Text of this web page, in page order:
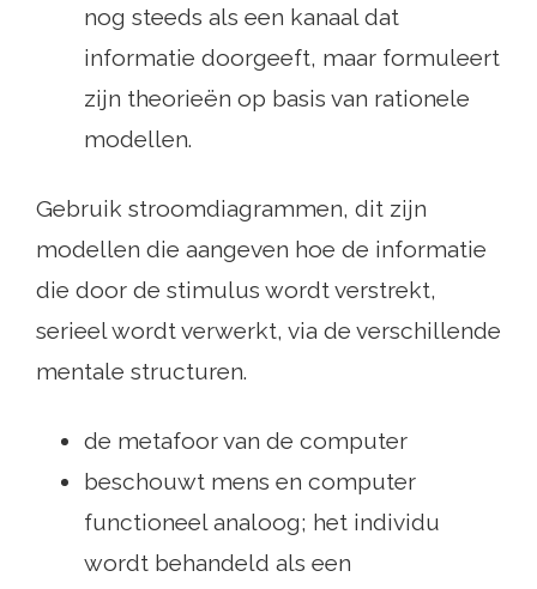
nog steeds als een kanaal dat
informatie doorgeeft, maar formuleert
zijn theorieën op basis van rationele
modellen.
Gebruik stroomdiagrammen, dit zijn
modellen die aangeven hoe de informatie
die door de stimulus wordt verstrekt,
serieel wordt verwerkt, via de verschillende
mentale structuren.
de metafoor van de computer
beschouwt mens en computer
functioneel analoog; het individu
wordt behandeld als een